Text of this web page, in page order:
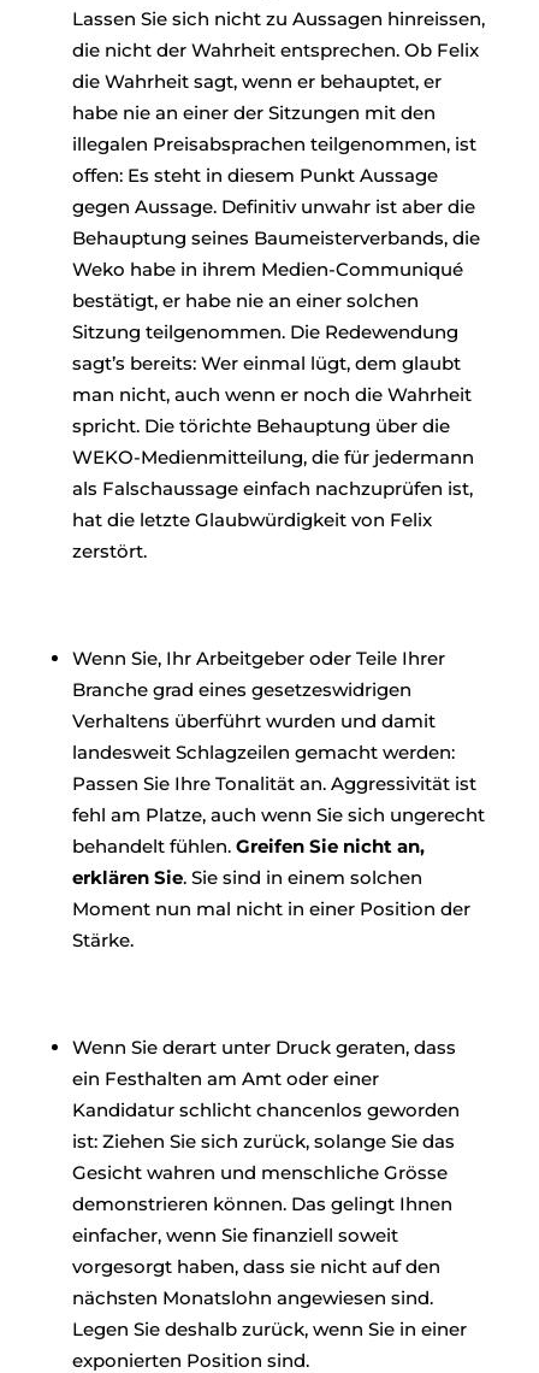
Lassen Sie sich nicht zu Aussagen hinreissen,
die nicht der Wahrheit entsprechen. Ob Felix
die Wahrheit sagt, wenn er behauptet, er
habe nie an einer der Sitzungen mit den
illegalen Preisabsprachen teilgenommen, ist
offen: Es steht in diesem Punkt Aussage
gegen Aussage. Definitiv unwahr ist aber die
Behauptung seines Baumeisterverbands, die
Weko habe in ihrem Medien-Communiqué
bestätigt, er habe nie an einer solchen
Sitzung teilgenommen. Die Redewendung
sagt’s bereits: Wer einmal lügt, dem glaubt
man nicht, auch wenn er noch die Wahrheit
spricht. Die törichte Behauptung über die
WEKO-Medienmitteilung, die für jedermann
als Falschaussage einfach nachzuprüfen ist,
hat die letzte Glaubwürdigkeit von Felix
zerstört.
Wenn Sie, Ihr Arbeitgeber oder Teile Ihrer
Branche grad eines gesetzeswidrigen
Verhaltens überführt wurden und damit
landesweit Schlagzeilen gemacht werden:
Passen Sie Ihre Tonalität an. Aggressivität ist
fehl am Platze, auch wenn Sie sich ungerecht
behandelt fühlen. Greifen Sie nicht an,
erklären Sie. Sie sind in einem solchen
Moment nun mal nicht in einer Position der
Stärke.
Wenn Sie derart unter Druck geraten, dass
ein Festhalten am Amt oder einer
Kandidatur schlicht chancenlos geworden
ist: Ziehen Sie sich zurück, solange Sie das
Gesicht wahren und menschliche Grösse
demonstrieren können. Das gelingt Ihnen
einfacher, wenn Sie finanziell soweit
vorgesorgt haben, dass sie nicht auf den
nächsten Monatslohn angewiesen sind.
Legen Sie deshalb zurück, wenn Sie in einer
exponierten Position sind.